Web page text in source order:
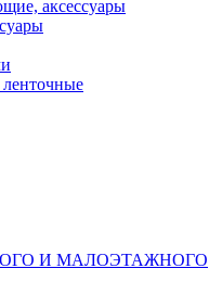
аксессуары
И МАЛОЭТАЖНОГО